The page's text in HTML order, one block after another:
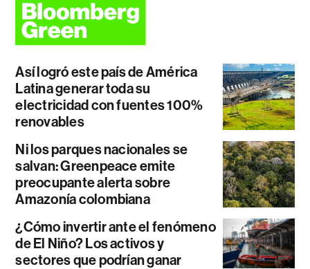
Así logró este país de América
Latina generar toda su
electricidad con fuentes 100%
renovables
Ni los parques nacionales se
salvan: Greenpeace emite
preocupante alerta sobre
Amazonía colombiana
¿Cómo invertir ante el fenómeno
de El Niño? Los activos y
sectores que podrían ganar